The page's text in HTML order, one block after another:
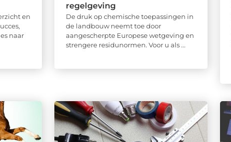
en
naar
regelgeving
De druk op chemische toepassingen in
de landbouw neemt toe door
aangescherpte Europese wetgeving en
strengere residunormen. Voor u als ...